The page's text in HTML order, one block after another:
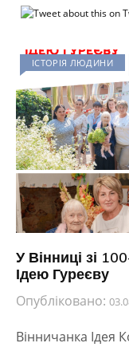
ІСТОРІЯ ЛЮДИНИ
У Вінниці зі
Ідею Гуреєву
Опубліковано:
Вінничанка Ідея